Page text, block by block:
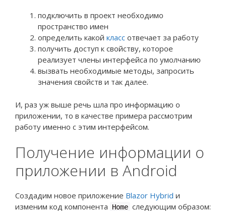
подключить в проект необходимо
пространство имен
определить какой класс отвечает за работу
получить доступ к свойству, которое
реализует члены интерфейса по умолчанию
вызвать необходимые методы, запросить
значения свойств и так далее.
И, раз уж выше речь шла про информацию о
приложении, то в качестве примера рассмотрим
работу именно с этим интерфейсом.
Получение информации о
приложении в Android
Создадим новое приложение Blazor Hybrid и
изменим код компонента
Home следующим образом: